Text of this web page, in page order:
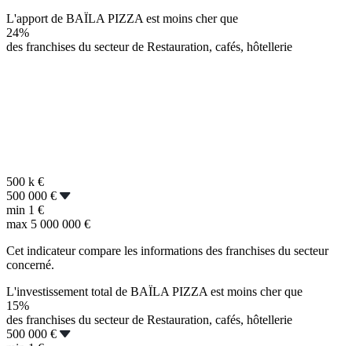
L'apport de BAÏLA PIZZA est moins cher que
24%
des franchises du secteur de Restauration, cafés, hôtellerie
500 k €
500 000 €
min 1 €
max 5 000 000 €
Cet indicateur compare les informations des franchises du secteur
concerné.
L'investissement total de BAÏLA PIZZA est moins cher que
15%
des franchises du secteur de Restauration, cafés, hôtellerie
500 000 €